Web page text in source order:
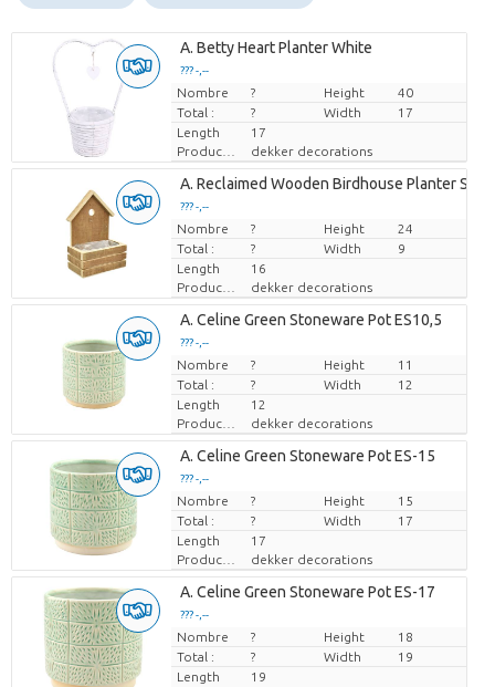
A. Betty Heart Planter White
??? -,--
Prix par pièce
Nombre ? Height
40
Total :
? Width
17
Length
17
Producteur
dekker decorations
A. Reclaimed Wooden Birdhouse Planter S
??? -,--
Prix par pièce
Nombre ? Height
24
Total :
? Width
9
Length
16
Producteur
dekker decorations
A. Celine Green Stoneware Pot ES10,5
??? -,--
Prix par pièce
Nombre ? Height
11
Total :
? Width
12
Length
12
Producteur
dekker decorations
A. Celine Green Stoneware Pot ES-15
??? -,--
Prix par pièce
Nombre ? Height
15
Total :
? Width
17
Length
17
Producteur
dekker decorations
A. Celine Green Stoneware Pot ES-17
??? -,--
Prix par pièce
Nombre ? Height
18
Total :
? Width
19
Length
19